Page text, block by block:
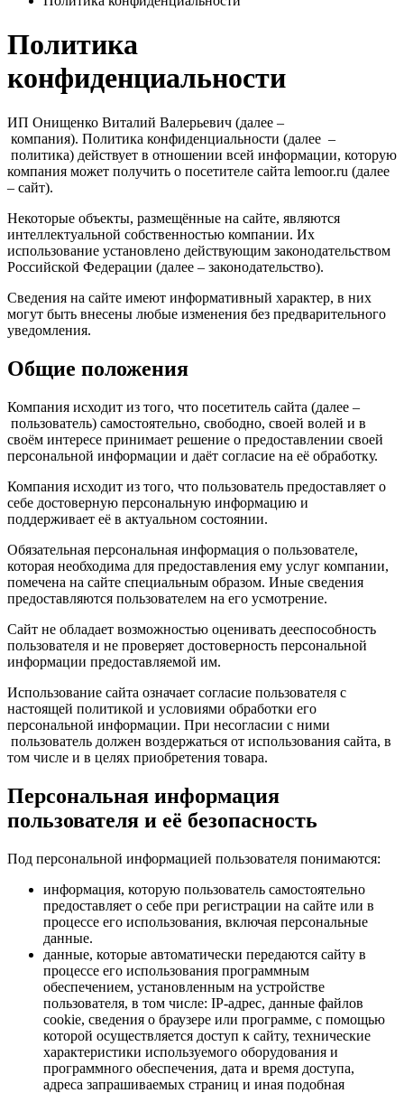
Политика
конфиденциальности
ИП Онищенко Виталий Валерьевич (далее –
компания). Политика конфиденциальности (далее –
политика) действует в отношении всей информации, которую
компания может получить о посетителе сайта lemoor.ru (далее
– сайт).
Некоторые объекты, размещённые на сайте, являются
интеллектуальной собственностью компании. Их
использование установлено действующим законодательством
Российской Федерации (далее – законодательство).
Сведения на сайте имеют информативный характер, в них
могут быть внесены любые изменения без предварительного
уведомления.
Общие положения
Компания исходит из того, что посетитель сайта (далее –
пользователь) самостоятельно, свободно, своей волей и в
своём интересе принимает решение о предоставлении своей
персональной информации и даёт согласие на её обработку.
Компания исходит из того, что пользователь предоставляет о
себе достоверную персональную информацию и
поддерживает её в актуальном состоянии.
Обязательная персональная информация о пользователе,
которая необходима для предоставления ему услуг компании,
помечена на сайте специальным образом. Иные сведения
предоставляются пользователем на его усмотрение.
Сайт не обладает возможностью оценивать дееспособность
пользователя и не проверяет достоверность персональной
информации предоставляемой им.
Использование сайта означает согласие пользователя с
настоящей политикой и условиями обработки его
персональной информации. При несогласии с ними
пользователь должен воздержаться от использования сайта, в
том числе и в целях приобретения товара.
Персональная информация
пользователя и её безопасность
Под персональной информацией пользователя понимаются:
информация, которую пользователь самостоятельно
предоставляет о себе при регистрации на сайте или в
процессе его использования, включая персональные
данные.
данные, которые автоматически передаются сайту в
процессе его использования программным
обеспечением, установленным на устройстве
пользователя, в том числе: IP-адрес, данные файлов
cookie, сведения о браузере или программе, с помощью
которой осуществляется доступ к сайту, технические
характеристики используемого оборудования и
программного обеспечения, дата и время доступа,
адреса запрашиваемых страниц и иная подобная